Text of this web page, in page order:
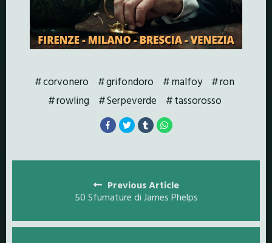
corvonero grifondoro malfoy
ron
rowling
Serpeverde tassorosso
navigation
Previous Article
50 Sfumature di James Phelps